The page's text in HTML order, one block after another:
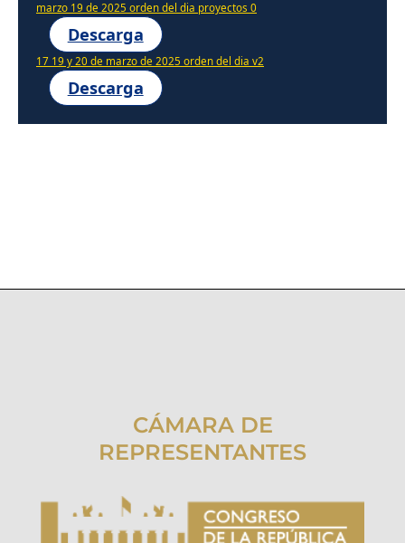
marzo 19 de 2025 orden del dia proyectos 0
Descarga
17 19 y 20 de marzo de 2025 orden del dia v2
Descarga
CÁMARA DE
REPRESENTANTES